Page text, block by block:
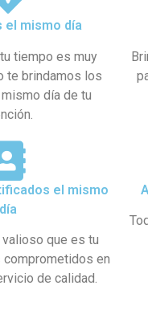
el mismo día
tiempo es muy
te brindamos los
día de tu
el mismo
día
que es tu
en
de calidad.